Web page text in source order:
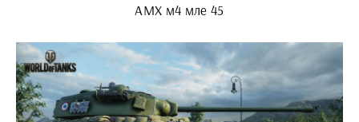
АМХ м4 мле 45